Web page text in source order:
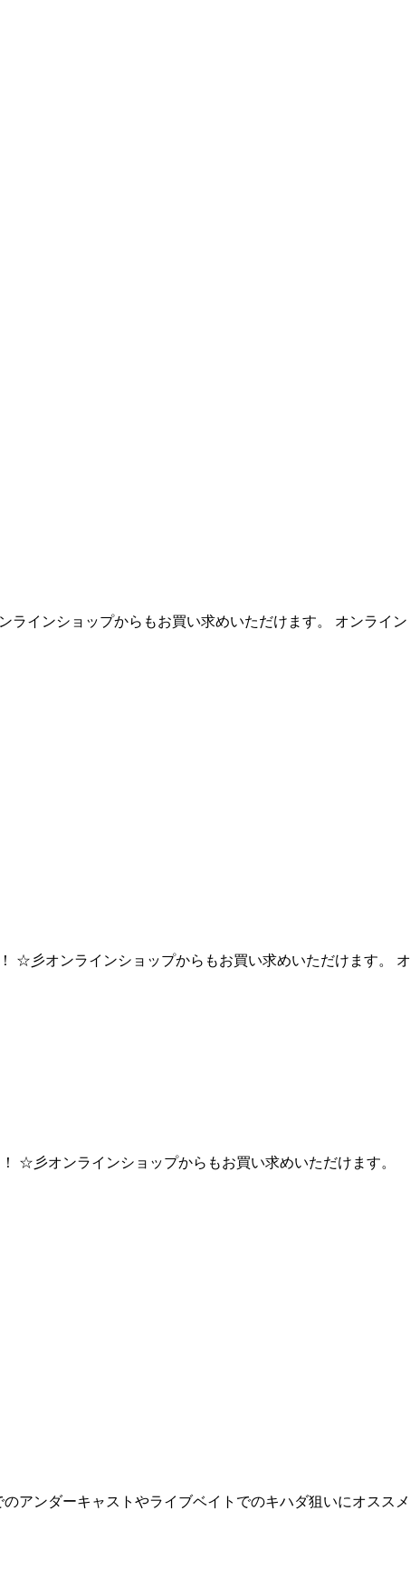
ラインショップからもお買い求めいただけます。 オンライン
☆彡オンラインショップからもお買い求めいただけます。 オ
☆彡オンラインショップからもお買い求めいただけます。
アンダーキャストやライブベイトでのキハダ狙いにオススメ